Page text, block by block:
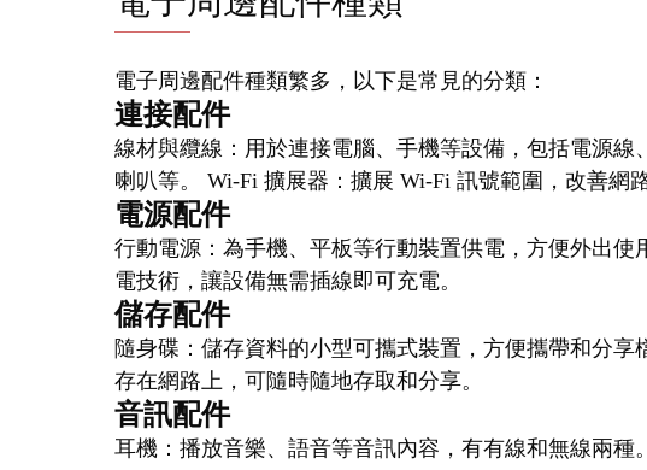
電子周邊配件種類繁多，以下是常見的分類：
連接配件
線材與纜線：用於連接電腦、手機等設備，包括電源線
喇叭等。 Wi-Fi 擴展器：擴展 Wi-Fi 訊號範圍，改善網
電源配件
行動電源：為手機、平板等行動裝置供電，方便外出
電技術，讓設備無需插線即可充電。
儲存配件
隨身碟：儲存資料的小型可攜式裝置，方便攜帶和分
存在網路上，可隨時隨地存取和分享。
音訊配件
耳機：播放音樂、語音等音訊內容，有有線和無線兩